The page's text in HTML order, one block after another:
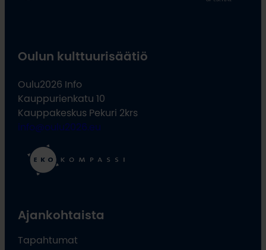
Oulun kulttuurisäätiö
Oulu2026 Info
Kauppurienkatu 10
Kauppakeskus Pekuri 2krs
info@oulu2026.eu
Ajankohtaista
Tapahtumat